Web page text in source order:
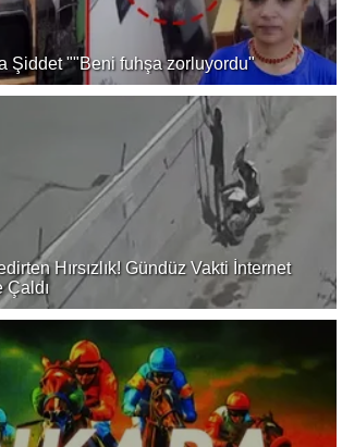
Şiddet ""Beni fuhşa zorluyordu"
Hırsızlık! Gündüz Vakti İnternet
Çaldı